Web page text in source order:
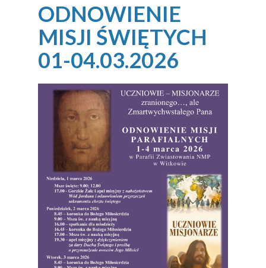
ODNOWIENIE
MISJI ŚWIĘTYCH
01-04.03.2026